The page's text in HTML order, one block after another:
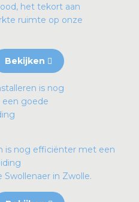
het tekort aan
ruimte op onze
Bekijken
is nog efficiënter met een
Swollenaer in Zwolle.